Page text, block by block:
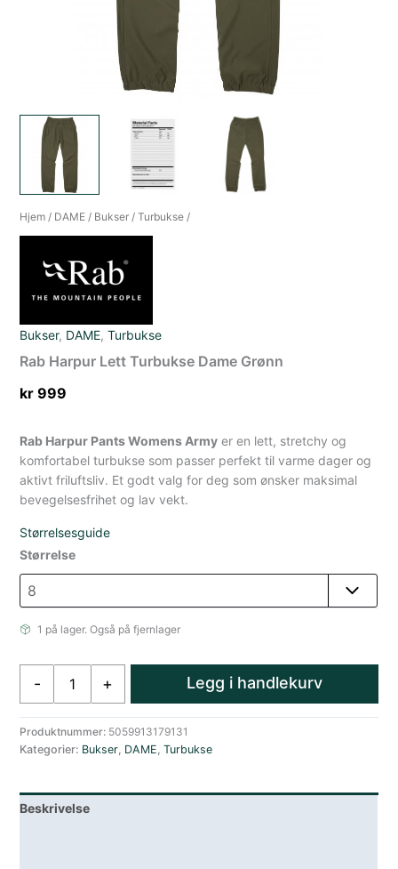
Hjem / DAME / Bukser /Turbukse /
Bukser, DAME,Turbukse
Rab Harpur Lett Turbukse Dame Grønn
kr 999
Rab Harpur Pants Womens Army er en lett, stretchy og
komfortabel turbukse som passer perfekt til varme dager og
aktivt friluftsliv. Et godt valg for deg som ønsker maksimal
bevegelsesfrihet og lav vekt.
Størrelsesguide
Størrelse
1 på lager. Også på fjernlager
-
Turbukse
Dame
antall
+ Legg i handlekurv
Produktnummer: 5059913179131
Kategorier: Bukser, DAME,Turbukse
Beskrivelse